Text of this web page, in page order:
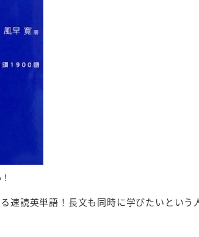
読英単語！長文も同時に学びたいという